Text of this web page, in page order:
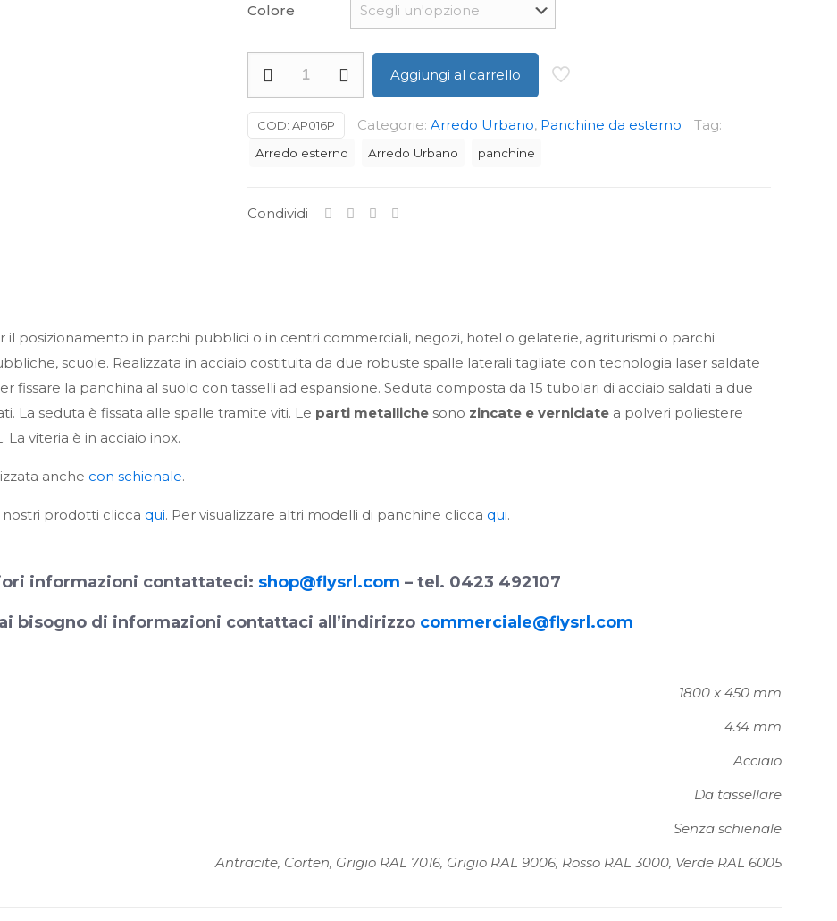
Colore
senza
schienale
quantità
Aggiungi al carrello
COD: AP016P Categorie: Arredo Urbano, Panchine da esterno Tag:
Arredo esterno Arredo Urbano panchine
Condividi
il posizionamento in parchi pubblici o in centri commerciali, negozi, hotel o gelaterie, agriturismi o parchi
scuole. Realizzata in acciaio costituita da due robuste spalle laterali tagliate con tecnologia laser saldate
fissare la panchina al suolo con tasselli ad espansione. Seduta composta da 15 tubolari di acciaio saldati a due
La seduta è fissata alle spalle tramite viti. Le parti metalliche sono zincate e verniciate a polveri poliestere
viteria è in acciaio inox.
anche con schienale.
nostri prodotti clicca qui. Per visualizzare altri modelli di panchine clicca qui.
informazioni contattateci: shop@flysrl.com – tel. 0423 492107
bisogno di informazioni contattaci all’indirizzo commerciale@flysrl.com
1800 x 450 mm
434 mm
Acciaio
Da tassellare
Senza schienale
Antracite, Corten, Grigio RAL 7016, Grigio RAL 9006, Rosso RAL 3000, Verde RAL 6005